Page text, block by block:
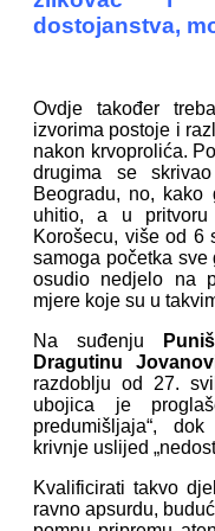
dostojanstva,
Ovdje također
izvorima postoje i
nakon krvoprolića.
drugima se
Beogradu, no,
uhitio, a u
Korošecu, više od 6
samoga početka
osudio nedjelo na
mjere koje su u
Na suđenju
Dragutinu
razdoblju od 27.
ubojica je
predumišljaja“,
krivnje uslijed
Kvalificirati takvo
ravno apsurdu,